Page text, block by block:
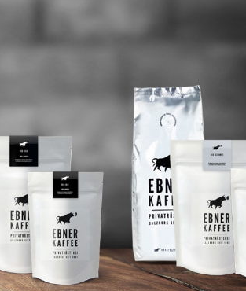
ZUBEHÖR
ESPRESSOMASCHINEN
REINIGUNG